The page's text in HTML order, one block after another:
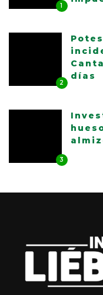
1
2
días
3